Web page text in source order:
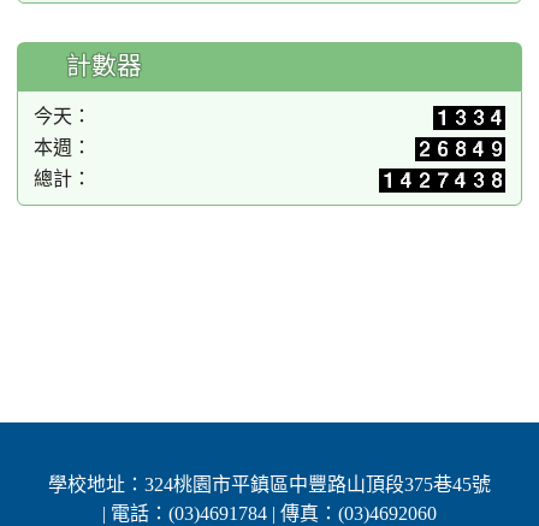
計數器
今天：
本週：
總計：
學校地址：324桃園市平鎮區中豐路山頂段375巷45號
| 電話：(03)4691784 | 傳真：(03)4692060